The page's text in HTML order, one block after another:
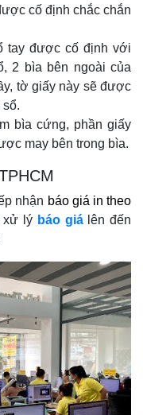
cố định chắc chắn
tay được cố định với
2 bìa bên ngoài của
tờ giấy này sẽ được
bìa cứng, phần giấy
may bên trong bìa.
nhận báo giá in theo
xử lý báo giálên đến